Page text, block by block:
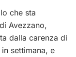
che sta
Avezzano,
dalla carenza di
settimana, e